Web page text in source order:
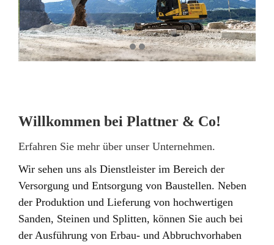
Willkommen bei Plattner & Co!
Erfahren Sie mehr über unser Unternehmen.
Wir sehen uns als Dienstleister im Bereich der
Versorgung und Entsorgung von Baustellen. Neben
der Produktion und Lieferung von hochwertigen
Sanden, Steinen und Splitten, können Sie auch bei
der Ausführung von Erbau- und Abbruchvorhaben